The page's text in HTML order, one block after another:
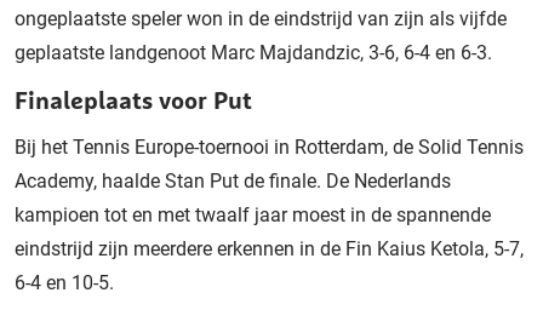
ongeplaatste speler won in de eindstrijd van zijn als vijfde
geplaatste landgenoot Marc Majdandzic, 3-6, 6-4 en 6-3.
Finaleplaats voor Put
Bij het Tennis Europe-toernooi in Rotterdam, de Solid Tennis
Academy, haalde Stan Put de finale. De Nederlands
kampioen tot en met twaalf jaar moest in de spannende
eindstrijd zijn meerdere erkennen in de Fin Kaius Ketola, 5-7,
6-4 en 10-5.